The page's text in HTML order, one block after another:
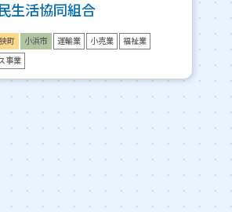
生活協同組合
町 小浜市 運輸業 小売業 福祉業
事業